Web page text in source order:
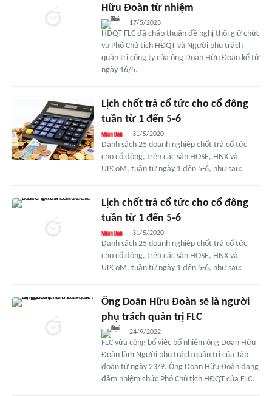
Hữu Đoàn từ nhiệm
17/5/2023
HĐQT FLC đã chấp thuận đề nghị thôi giữ chức
vụ Phó Chủ tịch HĐQT và Người phụ trách
quản trị công ty của ông Doãn Hữu Đoàn kể từ
ngày 16/5.
Lịch chốt trả cổ tức cho cổ đông
tuần từ 1 đến 5-6
31/5/2020
Danh sách 25 doanh nghiệp chốt trả cổ tức
cho cổ đông, trên các sàn HOSE, HNX và
UPCoM, tuần từ ngày 1 đến 5-6, như sau:
Lịch chốt trả cổ tức cho cổ đông
tuần từ 1 đến 5-6
31/5/2020
Danh sách 25 doanh nghiệp chốt trả cổ tức
cho cổ đông, trên các sàn HOSE, HNX và
UPCoM, tuần từ ngày 1 đến 5-6, như sau:
Ông Doãn Hữu Đoàn sẽ là người
phụ trách quản trị FLC
24/9/2022
FLC vừa công bố việc bổ nhiệm ông Doãn Hữu
Đoàn làm Người phụ trách quản trị của Tập
đoàn từ ngày 23/9. Ông Doãn Hữu Đoàn đang
đảm nhiệm chức Phó Chủ tịch HĐQT của FLC.